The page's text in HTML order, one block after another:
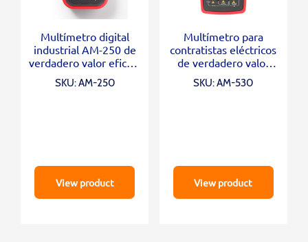
Multímetro digital
industrial AM-250 de
verdadero valor eficaz,
SKU: AM-250
View product
Multímetro para
contratistas eléctricos
de verdadero valor
SKU: AM-530
View product